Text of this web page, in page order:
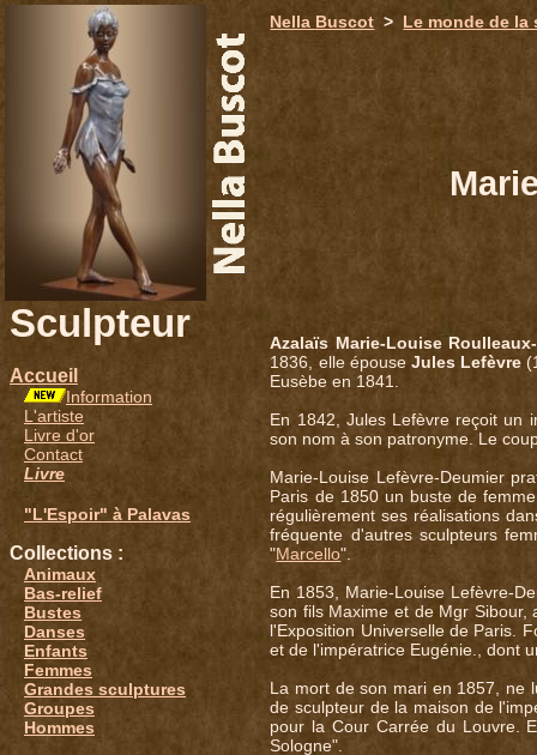
Sculpteur
Accueil
Information
L'artiste
Livre d'or
Contact
Livre
"L'Espoir" à Palavas
Collections :
Animaux
Bas-relief
Bustes
Danses
Enfants
Femmes
Grandes sculptures
Groupes
Hommes
Nella Buscot > Le monde de la
Azalaïs Marie-Louise
1836, elle épouse Jules Lefèvre
Eusèbe en 1841.
En 1842, Jules Lefèvre reçoit un
son nom à son patronyme. Le
Marie-Louise Lefèvre-Deumier
Paris de 1850 un buste de
régulièrement ses réalisations
fréquente d'autres sculpteurs
"Marcello".
En 1853, Marie-Louise Lefèvre-
son fils Maxime et de Mgr
l'Exposition Universelle de Paris.
et de l'impératrice Eugénie., dont
La mort de son mari en 1857, ne
de sculpteur de la maison de
pour la Cour Carrée du Louvre.
Sologne".